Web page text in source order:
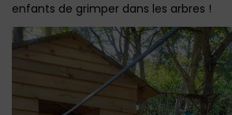
enfants de grimper dans les arbres !